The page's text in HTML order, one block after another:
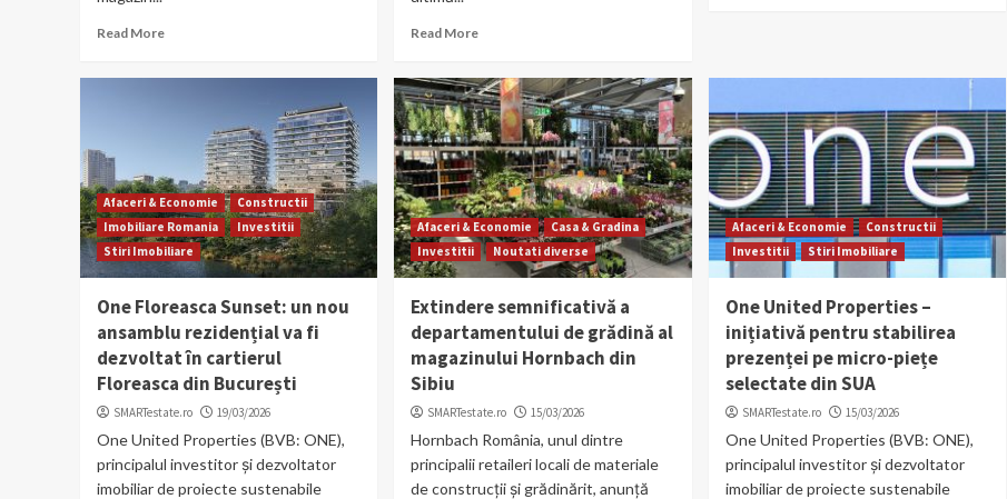
Read More Read More
Afaceri & Economie
Constructii
Imobiliare Romania
Investitii
Stiri Imobiliare
One Floreasca Sunset: un nou
ansamblu rezidențial va fi
dezvoltat în cartierul
Floreasca din București
SMARTestate.ro 19/03/2026
One United Properties (BVB: ONE),
principalul investitor și dezvoltator
imobiliar de proiecte sustenabile
Afaceri & Economie
Casa & Gradina
Investitii
Noutati diverse
Extindere semnificativă a
departamentului de grădină al
magazinului Hornbach din
Sibiu
SMARTestate.ro 15/03/2026
Hornbach România, unul dintre
principalii retaileri locali de materiale
de construcții și grădinărit, anunță
Afaceri & Economie
Constructii
Investitii
Stiri Imobiliare
One United Properties –
inițiativă pentru stabilirea
prezenței pe micro-piețe
selectate din SUA
SMARTestate.ro 15/03/2026
One United Properties (BVB: ONE),
principalul investitor și dezvoltator
imobiliar de proiecte sustenabile